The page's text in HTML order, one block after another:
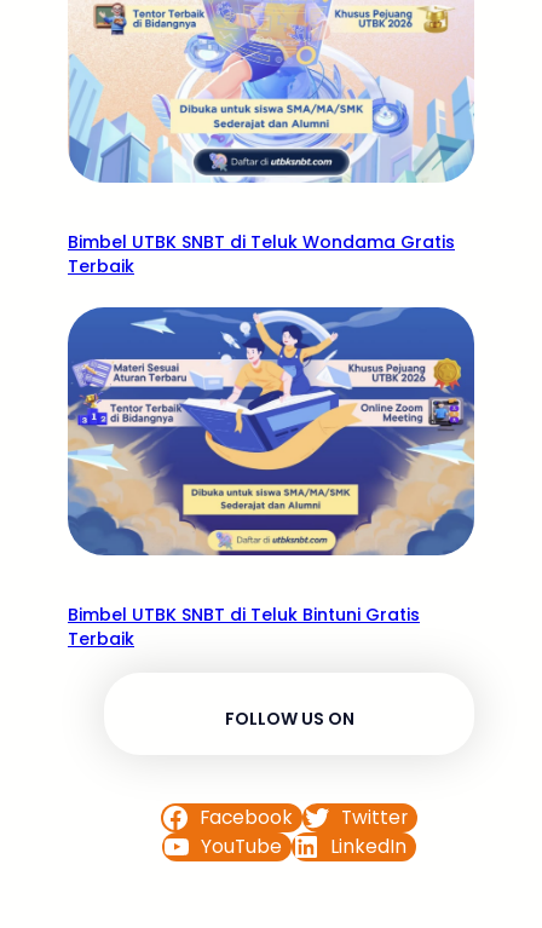
Bimbel UTBK SNBT di Teluk Wondama Gratis
Terbaik
Bimbel UTBK SNBT di Teluk Bintuni Gratis
Terbaik
FOLLOW US ON
Facebook
Twitter
YouTube
LinkedIn